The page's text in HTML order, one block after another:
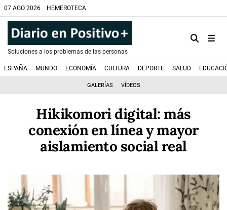
07 AGO 2026 HEMEROTECA
Soluciones a los problemas de las personas
ESPAÑA MUNDO ECONOMÍA CULTURA DEPORTE SALUD
GALERÍAS VÍDEOS
Hikikomori digital: más
conexión en línea y mayor
aislamiento social real